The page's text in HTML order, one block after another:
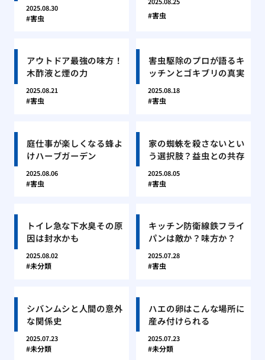
2025.08.30
害虫 害虫
アウトドア最強の味方！
木酢液と煙の力
2025.08.21
害虫
害虫駆除のプロが語るキ
ッチンとゴキブリの真実
2025.08.18
害虫
庭仕事が楽しくなる蜂よ
けハーブガーデン
2025.08.06
害虫
家の蜘蛛を殺さないとい
う選択肢？益虫との共存
2025.08.05
害虫
トイレ急な下水臭その原
因は封水かも
2025.08.02
未分類
キッチン防衛線鉄フライ
パンは敵か？味方か？
2025.07.28
害虫
シバンムシと人間の意外
な関係史
2025.07.23
未分類
ハエの卵はこんな場所に
産み付けられる
2025.07.23
未分類